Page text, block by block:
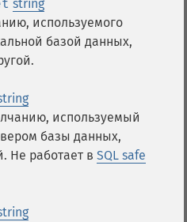
string
используемого
базой данных,
используемый
базы данных,
Не работает в SQL safe